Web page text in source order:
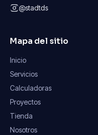
@stadtds
Mapa del sitio
Inicio
Servicios
Calculadoras
Proyectos
Tienda
Nosotros